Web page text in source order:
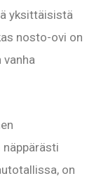
yksittäisistä
nosto-ovi on
näppärästi
on